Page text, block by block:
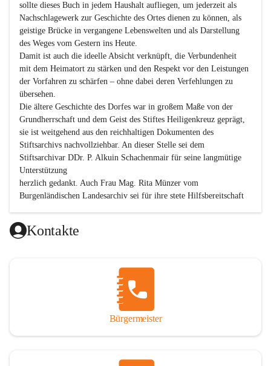
sollte dieses Buch in jedem Haushalt aufliegen, um jederzeit als
Nachschlagewerk zur Geschichte des Ortes dienen zu können, als
geistige Brücke in vergangene Lebenswelten und als Darstellung
des Weges vom Gestern ins Heute.
Damit ist auch die ideelle Absicht verknüpft, die Verbundenheit
mit dem Heimatort zu stärken und den Respekt vor den Leistungen
der Vorfahren zu schärfen – ohne dabei deren Verfehlungen zu
übersehen.
Die ältere Geschichte des Dorfes war in großem Maße von der
Grundherrschaft und dem Geist des Stiftes Heiligenkreuz geprägt,
sie ist weitgehend aus den reichhaltigen Dokumenten des
Stiftsarchivs nachvollziehbar. An dieser Stelle sei dem
Stiftsarchivar DDr. P. Alkuin Schachenmair für seine langmütige
Unterstützung
herzlich gedankt. Auch Frau Mag. Rita Münzer vom
Burgenländischen Landesarchiv sei für ihre stete Hilfsbereitschaft
Dank gilt den Textautoren dieser Chronik, dem kleinen
Redaktionsteam, für die gute Zusammenarbeit.
gedankt werden, die durch ihre Erinnerungen, Informationen und
durch das Überlassen von Fotos und Dokumenten zum Gesamtbild
dieses Buches wesentlich beigetragen haben.
Der Zeitdruck war enorm, um das Werk auch zeitgerecht für das
Jubiläumsjahr abschließen zu können. Daher mag um Nachsicht
Ausführlichkeit behandelt erscheinen, oder auch der eine oder
Kontakte
Bürgermeister